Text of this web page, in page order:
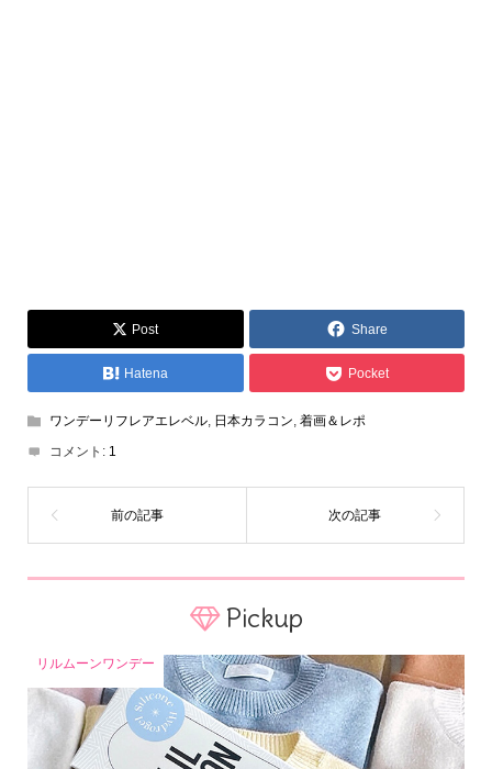
Post Share
Hatena Pocket
ワンデーリフレアエレベル, 日本カラコン, 着画＆レポ
コメント: 1
Pickup
リルムーンワンデー